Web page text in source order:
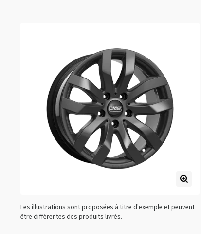
Les illustrations sont proposées à titre d'exemple et peuvent
être différentes des produits livrés.